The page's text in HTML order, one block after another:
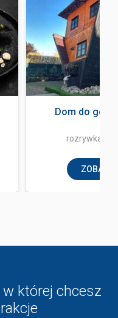
Dom do góry
rozrywka i
ZOBACZ
której chcesz